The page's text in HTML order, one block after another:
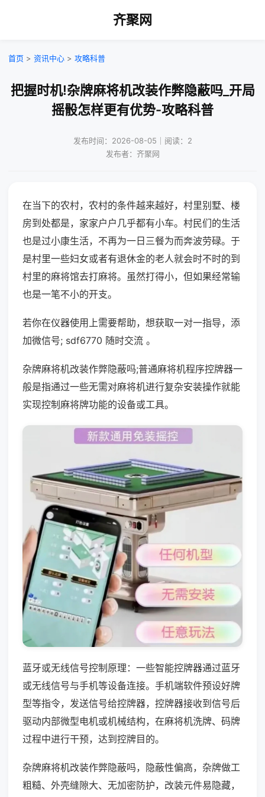
齐聚网
首页 > 资讯中心 > 攻略科普
把握时机!杂牌麻将机改装作弊隐蔽吗_开局
摇骰怎样更有优势-攻略科普
发布时间：2026-08-05｜阅读：2
发布者：齐聚网
在当下的农村，农村的条件越来越好，村里别墅、楼
房到处都是，家家户户几乎都有小车。村民们的生活
也是过小康生活，不再为一日三餐为而奔波劳碌。于
是村里一些妇女或者有退休金的老人就会时不时的到
村里的麻将馆去打麻将。虽然打得小，但如果经常输
也是一笔不小的开支。
若你在仪器使用上需要帮助，想获取一对一指导，添
加微信号; sdf6770 随时交流 。
杂牌麻将机改装作弊隐蔽吗;普通麻将机程序控牌器一
般是指通过一些无需对麻将机进行复杂安装操作就能
实现控制麻将牌功能的设备或工具。
蓝牙或无线信号控制原理：一些智能控牌器通过蓝牙
或无线信号与手机等设备连接。手机端软件预设好牌
型等指令，发送信号给控牌器，控牌器接收到信号后
驱动内部微型电机或机械结构，在麻将机洗牌、码牌
过程中进行干预，达到控牌目的。
杂牌麻将机改装作弊隐蔽吗，隐蔽性偏高，杂牌做工
粗糙、外壳缝隙大、无加密防护，改装元件易隐藏，